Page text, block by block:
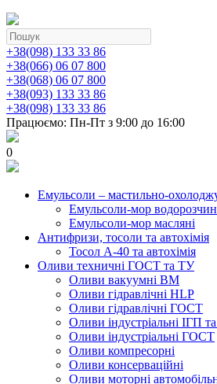
+38(098) 133 33 86
+38(066) 06 07 800
+38(068) 06 07 800
+38(093) 133 33 86
+38(098) 133 33 86
Працюємо: Пн-Пт з 9:00 до 16:00
0
Емульсоли – мастильно-
Емульсоли-мор
Емульсоли-мор масляні
Антифризи, тосоли та автохімія
Тосол А-40 та автохімія
Оливи техничні ГОСТ та ТУ
Оливи вакуумні ВМ
Оливи гідравлічні HLP
Оливи гідравлічні ГОСТ
Оливи індустріальні ІГП
Оливи індустріальні ГОСТ
Оливи компресорні
Оливи консерваційні
Оливи моторні